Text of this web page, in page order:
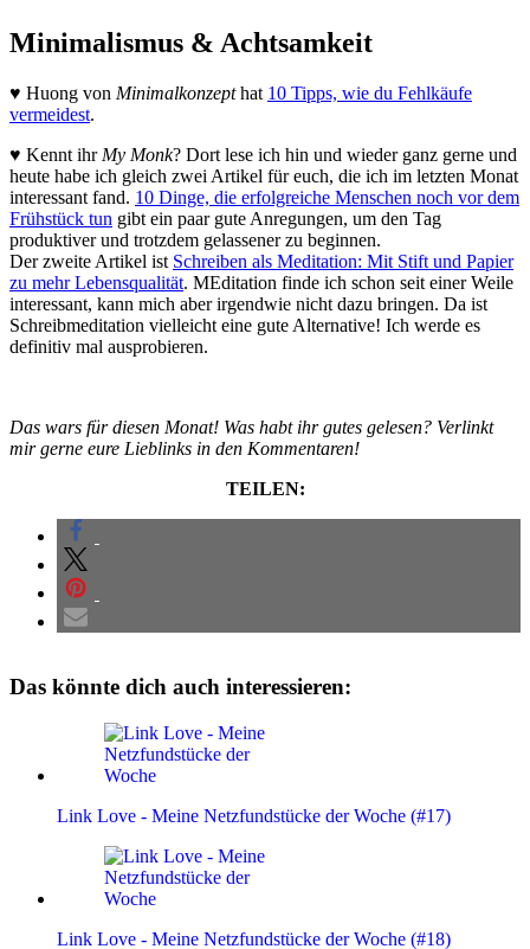
Minimalismus & Achtsamkeit
♥ Huong von Minimalkonzepthat 10 Tipps, wie du Fehlkäufe
vermeidest.
♥ Kennt ihr My Monk? Dort lese ich hin und wieder ganz gerne und
heute habe ich gleich zwei Artikel für euch, die ich im letzten Monat
interessant fand. 10 Dinge, die erfolgreiche Menschen noch vor dem
Frühstück tun gibt ein paar gute Anregungen, um den Tag
produktiver und trotzdem gelassener zu beginnen.
Der zweite Artikel ist Schreiben als Meditation: Mit Stift und Papier
zu mehr Lebensqualität. MEditation finde ich schon seit einer Weile
interessant, kann mich aber irgendwie nicht dazu bringen. Da ist
Schreibmeditation vielleicht eine gute Alternative! Ich werde es
definitiv mal ausprobieren.
Das wars für diesen Monat! Was habt ihr gutes gelesen? Verlinkt
mir gerne eure Lieblinks in den Kommentaren!
TEILEN:
Das könnte dich auch interessieren:
Link Love - Meine Netzfundstücke der Woche (#17)
Link Love - Meine Netzfundstücke der Woche (#18)